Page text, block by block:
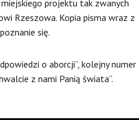
projektu tak zwanych
Rzeszowa. Kopia pisma wraz z
się.
o aborcji”, kolejny numer
z nami Panią świata”.